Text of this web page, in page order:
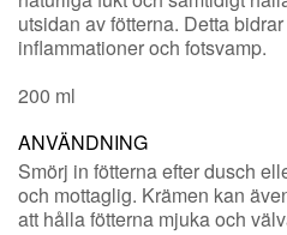
utsidan av fötterna. Detta
inflammationer och fotsvamp.
200 ml
ANVÄNDNING
Smörj in fötterna efter dusch
och mottaglig. Krämen kan
att hålla fötterna mjuka och